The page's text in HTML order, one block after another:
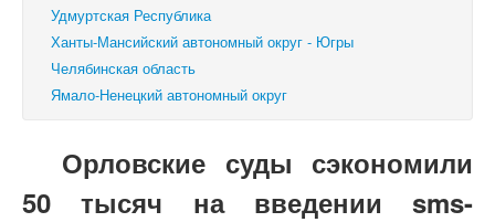
Удмуртская Республика
Ханты-Мансийский автономный округ - Югры
Челябинская область
Ямало-Ненецкий автономный округ
Орловские суды сэкономили
50 тысяч на введении sms-